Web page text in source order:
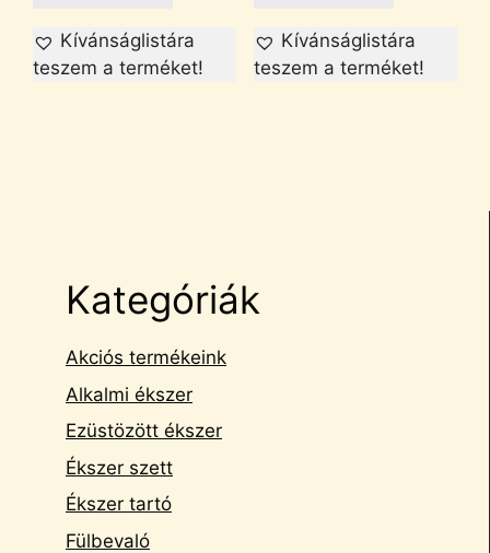
Kívánságlistára
teszem a terméket!
Kívánságlistára
teszem a terméket!
Kategóriák
Akciós termékeink
Alkalmi ékszer
Ezüstözött ékszer
Ékszer szett
Ékszer tartó
Fülbevaló